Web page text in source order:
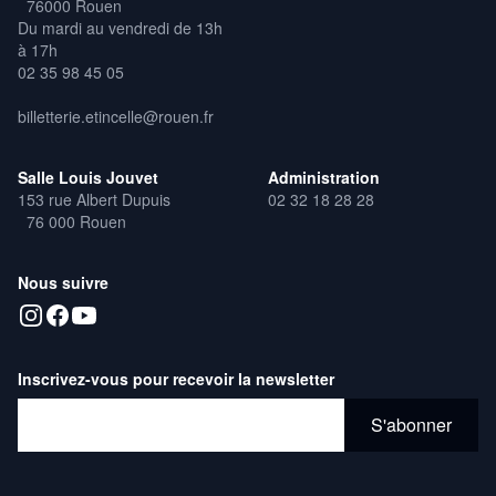
76000 Rouen
Du mardi au vendredi de 13h
à 17h
02 35 98 45 05
billetterie.etincelle@rouen.fr
Salle Louis Jouvet
153 rue Albert Dupuis
76 000 Rouen
Administration
02 32 18 28 28
Nous suivre
Inscrivez-vous pour recevoir la newsletter